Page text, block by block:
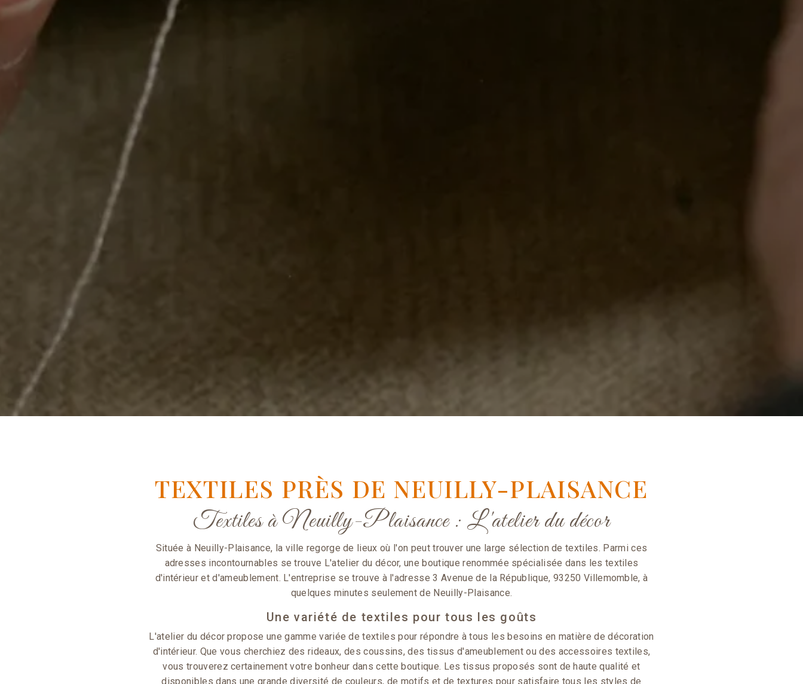
TEXTILES PRÈS DE NEUILLY-PLAISANCE
Textiles à Neuilly-Plaisance : L'atelier du décor
Située à Neuilly-Plaisance, la ville regorge de lieux où l'on peut trouver une large sélection de textiles. Parmi ces
adresses incontournables se trouve L'atelier du décor, une boutique renommée spécialisée dans les textiles
d'intérieur et d'ameublement. L'entreprise se trouve à l'adresse 3 Avenue de la République, 93250 Villemomble, à
quelques minutes seulement de Neuilly-Plaisance.
Une variété de textiles pour tous les goûts
L'atelier du décor propose une gamme variée de textiles pour répondre à tous les besoins en matière de décoration
d'intérieur. Que vous cherchiez des rideaux, des coussins, des tissus d'ameublement ou des accessoires textiles,
vous trouverez certainement votre bonheur dans cette boutique. Les tissus proposés sont de haute qualité et
disponibles dans une grande diversité de couleurs, de motifs et de textures pour satisfaire tous les styles de